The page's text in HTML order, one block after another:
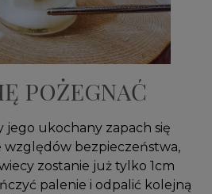
POŻEGNAĆ
jego ukochany zapach się
względów bezpieczeństwa,
zostanie już tylko 1cm
palenie i odpalić kolejną